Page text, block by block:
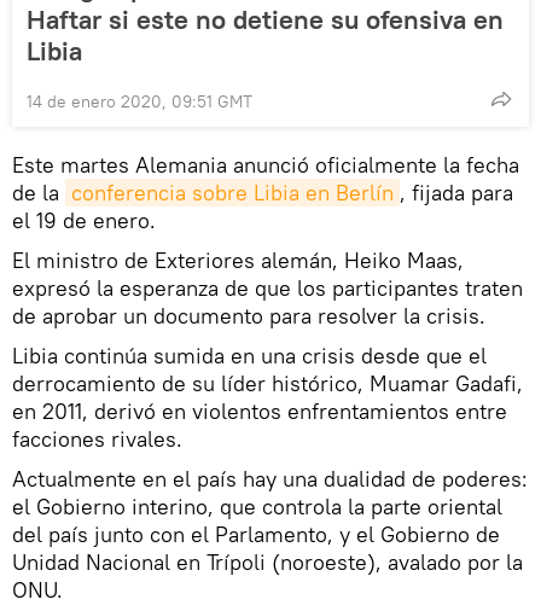
Haftar si este no detiene su ofensiva en
Libia
14 de enero 2020, 09:51 GMT
Este martes Alemania anunció oficialmente la fecha
de la conferencia sobre Libia en Berlín , fijada para
el 19 de enero.
El ministro de Exteriores alemán, Heiko Maas,
expresó la esperanza de que los participantes traten
de aprobar un documento para resolver la crisis.
Libia continúa sumida en una crisis desde que el
derrocamiento de su líder histórico, Muamar Gadafi,
en 2011, derivó en violentos enfrentamientos entre
facciones rivales.
Actualmente en el país hay una dualidad de poderes:
el Gobierno interino, que controla la parte oriental
del país junto con el Parlamento, y el Gobierno de
Unidad Nacional en Trípoli (noroeste), avalado por la
ONU.